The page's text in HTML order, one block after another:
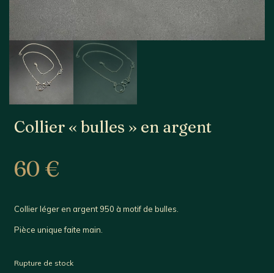
Collier « bulles » en argent
60 €
Collier léger en argent 950 à motif de bulles.
Pièce unique faite main.
Rupture de stock